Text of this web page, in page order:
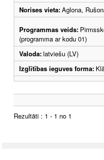
Norises vieta:Aglona,
Programmas veids:
(programma ar kodu 01)
Valoda:latviešu (LV)
Izglītības ieguves forma:
Rezultāti : 1 - 1 no 1